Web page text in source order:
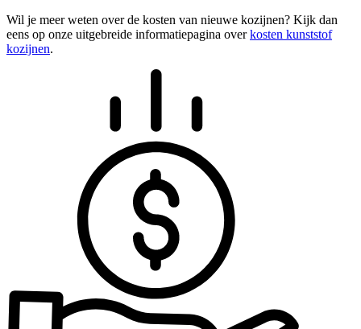
Wil je meer weten over de kosten van nieuwe kozijnen? Kijk dan
eens op onze uitgebreide informatiepagina overkosten kunststof
kozijnen.